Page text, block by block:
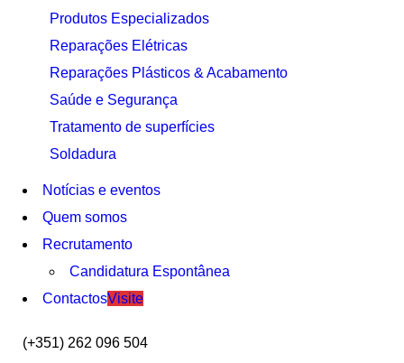
Produtos Especializados
Reparações Elétricas
Reparações Plásticos & Acabamento
Saúde e Segurança
Tratamento de superfícies
Soldadura
Notícias e eventos
Quem somos
Recrutamento
Candidatura Espontânea
ContactosVisite
(+351) 262 096 504